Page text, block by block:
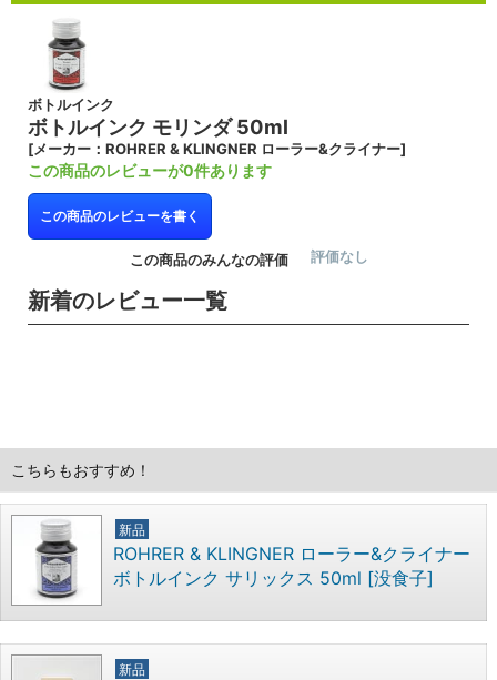
ボトルインク
ボトルインク モリンダ 50ml
[メーカー：ROHRER & KLINGNER ローラー&クライナー]
この商品のレビューが0件あります
この商品のレビューを書く
この商品のみんなの評価 評価なし
新着のレビュー一覧
こちらもおすすめ！
新品
ROHRER & KLINGNER ローラー&クライナー
ボトルインク サリックス 50ml [没食子]
新品